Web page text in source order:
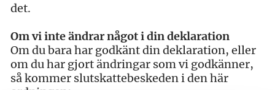
det.
Om vi inte ändrar något i din deklaration
Om du bara har godkänt din deklaration, eller
om du har gjort ändringar som vi godkänner,
så kommer slutskattebeskeden i den här